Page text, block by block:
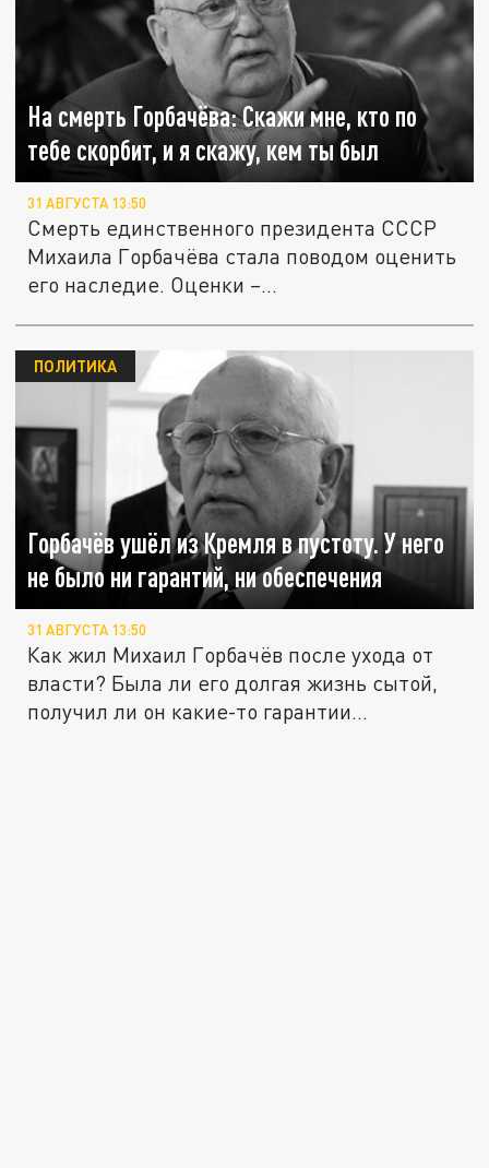
На смерть Горбачёва: Скажи мне, кто по
тебе скорбит, и я скажу, кем ты был
31 АВГУСТА 13:50
Смерть единственного президента СССР
Михаила Горбачёва стала поводом оценить
его наследие. Оценки –...
Горбачёв ушёл из Кремля в пустоту. У него
не было ни гарантий, ни обеспечения
ПОЛИТИКА
31 АВГУСТА 13:50
Как жил Михаил Горбачёв после ухода от
власти? Была ли его долгая жизнь сытой,
получил ли он какие-то гарантии...